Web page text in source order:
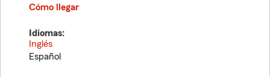
Cómo llegar
Idiomas:
Inglés
Español